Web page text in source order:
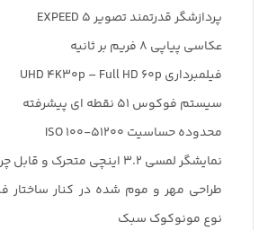
پردازشگر قدرتمند تصویر EXPEED 5
عکاسی پیاپی 8 فریم بر ثانیه
فیلمبرداری UHD 4K30p – Full HD 60p
سیستم فوکوس 51 نقطه ای پیشرفته
محدوده حساسیت 51200-100 ISO
نمایشگر لمسی 3.2 اینچی متحرک و قابل چرخش
طراحی مهر و موم شده در کنار ساختار
نوع مونوکوک سبک